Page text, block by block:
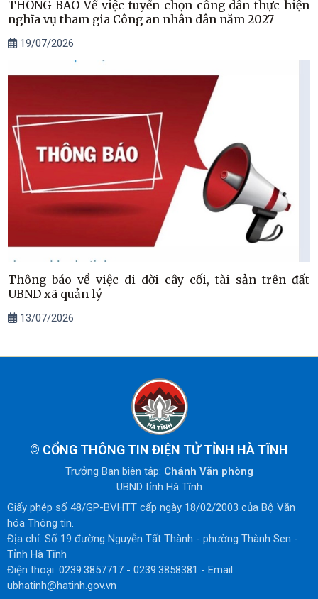
THÔNG BÁO Về việc tuyển chọn công dân thực hiện
nghĩa vụ tham gia Công an nhân dân năm 2027
19/07/2026
Thông báo về việc di dời cây cối, tài sản trên đất
UBND xã quản lý
13/07/2026
© CỔNG THÔNG TIN ĐIỆN TỬ TỈNH HÀ TĨNH
Trưởng Ban biên tập: Chánh Văn phòng
UBND tỉnh Hà Tĩnh
Giấy phép số 48/GP-BVHTT cấp ngày 18/02/2003 của Bộ Văn
hóa Thông tin.
Địa chỉ: Số 19 đường Nguyễn Tất Thành - phường Thành Sen -
Tỉnh Hà Tĩnh
Điện thoại: 0239.3857717 - 0239.3858381 - Email:
ubhatinh@hatinh.gov.vn